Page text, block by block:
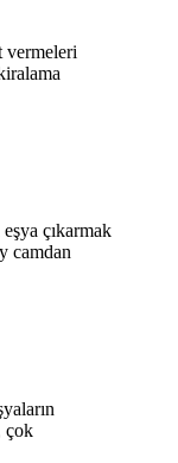
vermeleri
çıkarmak
camdan
çok